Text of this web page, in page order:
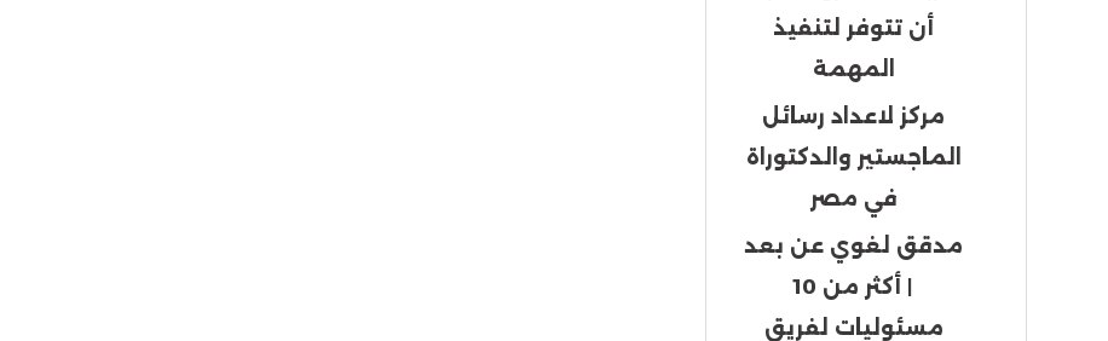
أن تتوفر لتنفيذ
المهمة
مركز لاعداد رسائل
الماجستير والدكتوراة
في مصر
مدقق لغوي عن بعد
| أكثر من 10
مسئوليات لفريق